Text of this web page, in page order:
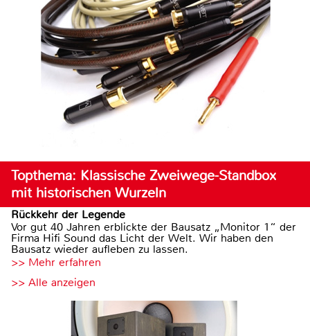
Topthema: Klassische Zweiwege-Standbox
mit historischen Wurzeln
Rückkehr der Legende
Vor gut 40 Jahren erblickte der Bausatz „Monitor 1“ der
Firma Hifi Sound das Licht der Welt. Wir haben den
Bausatz wieder aufleben zu lassen.
>> Mehr erfahren
>> Alle anzeigen